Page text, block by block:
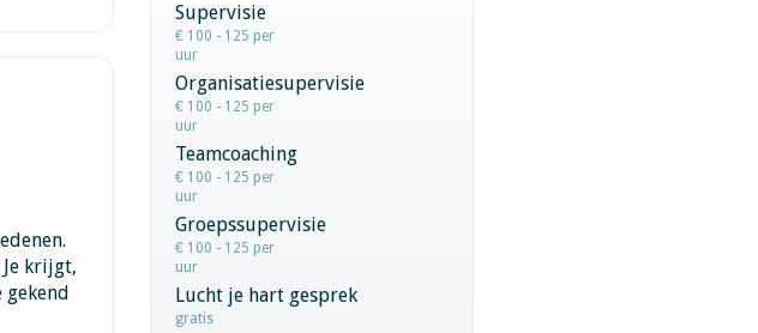
krijgt,
gekend
Supervisie
€ 100 - 125 per
uur
Organisatiesupervisie
€ 100 - 125 per
uur
Teamcoaching
€ 100 - 125 per
uur
Groepssupervisie
€ 100 - 125 per
uur
Lucht je hart gesprek
gratis